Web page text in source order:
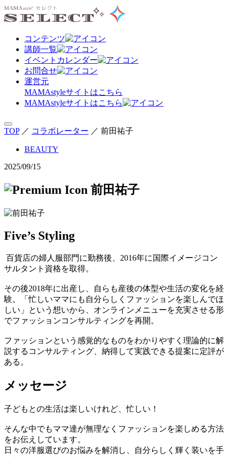
コンテンツ
講師一覧
イベントカレンダー
お問合せ
運営元
MAMAstyleサイトはこちら
MAMAstyleサイトはこちら
TOP ／ コラボレーター ／ 前田祐子
BEAUTY
2025/09/15
前田祐子
Five’s Styling
百貨店の婦人服部門に勤務後、2016年に国際イメージコン
サルタント資格を取得。
その後2018年に出産し、自らも産後の体型や生活の変化を経
験。「忙しいママにも自分らしくファッションを楽しんでほ
しい」という想いから、オンラインメニューを充実させる形
でファッションコンサルティングを再開。
ファッションという感覚的なものをわかりやすく理論的に解
説するコンサルティング、納得して実践できる提案に定評が
ある。
メッセージ
子どもとの生活は楽しいけれど、忙しい！
そんな中でもママ達が無理なくファッションを楽しめる方法
をお伝えしています。
日々の洋服選びのお悩みを解消し、自分らしく輝く装いを手